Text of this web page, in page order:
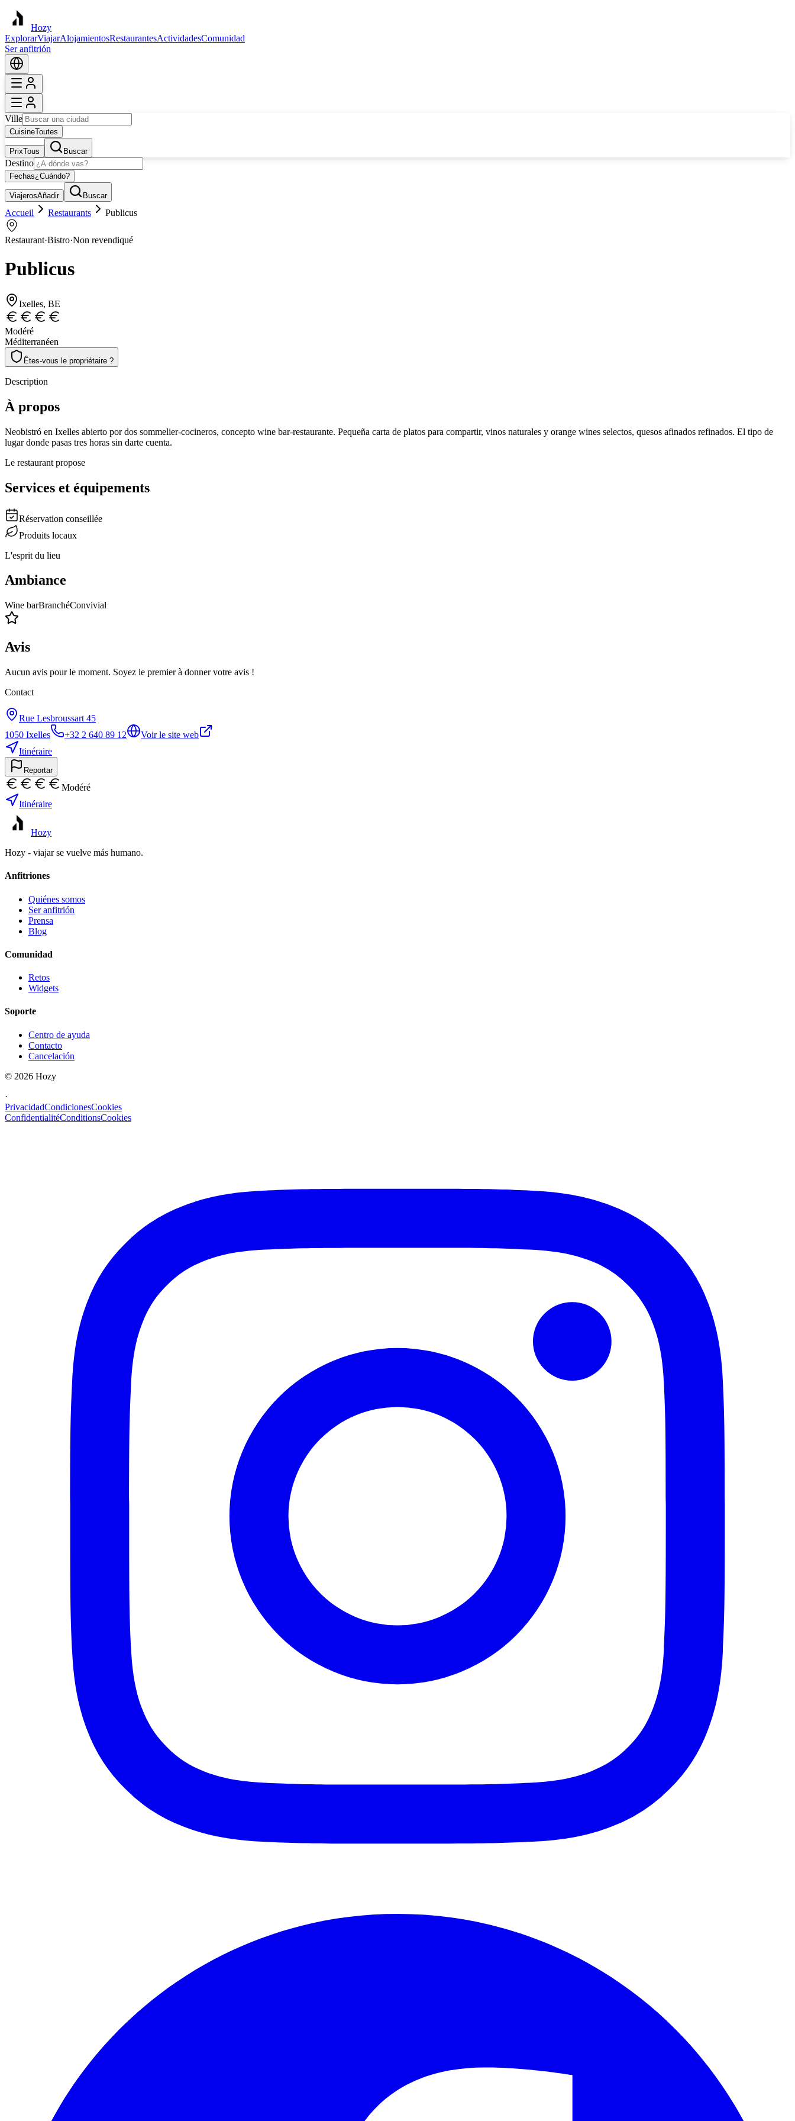
Hozy
ExplorarViajarAlojamientosRestaurantesActividadesComunidad
Ser anfitrión
Ville
CuisineToutes
PrixTous Buscar
Destino
Fechas¿Cuándo?
ViajerosAñadir Buscar
Accueil Restaurants Publicus
Restaurant·Bistro·Non revendiqué
Publicus
Ixelles, BE
Modéré
Méditerranéen
Êtes-vous le propriétaire ?
Description
À propos
Neobistró en Ixelles abierto por dos sommelier-cocineros, concepto wine bar-restaurante. Pequeña carta de platos para compartir, vinos naturales y orange wines selectos, quesos afinados refinados. El tipo de
lugar donde pasas tres horas sin darte cuenta.
Le restaurant propose
Services et équipements
Réservation conseillée
Produits locaux
L'esprit du lieu
Ambiance
Wine barBranchéConvivial
Avis
Aucun avis pour le moment. Soyez le premier à donner votre avis !
Contact
Rue Lesbroussart 45
1050 Ixelles +32 2 640 89 12
Voir le site web
Itinéraire
Reportar
Modéré
Itinéraire
Hozy
Hozy - viajar se vuelve más humano.
Anfitriones
Quiénes somos
Ser anfitrión
Prensa
Blog
Comunidad
Retos
Widgets
Soporte
Centro de ayuda
Contacto
Cancelación
© 2026 Hozy
·
PrivacidadCondicionesCookies
ConfidentialitéConditionsCookies